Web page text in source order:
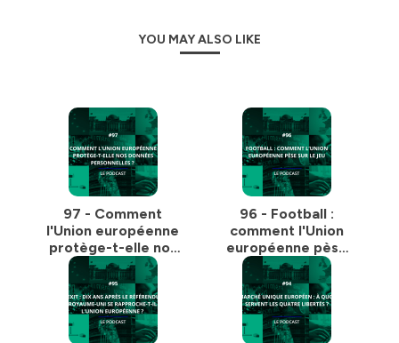
YOU MAY ALSO LIKE
97 - Comment
l'Union européenne
protège-t-elle nos
données
personnelles ?
96 - Football :
comment l'Union
européenne pèse
sur le jeu